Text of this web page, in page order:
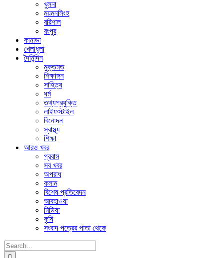
খুলনা
ময়মনসিংহ
বরিশাল
রংপুর
কানাডা
খেলাধুলা
দৈনিন্দিন
মুক্তমত
শিক্ষাঙ্গন
সাহিত্য
ধর্ম
তথ্যপ্রযুক্তি
লাইফস্টাইল
বিনোদন
স্বাস্থ্য
শিক্ষা
আরও খবর
প্রবাস
সব খবর
অপরাধ
কলাম
বিশেষ প্রতিবেদন
আবহাওয়া
মিডিয়া
কৃষি
সংবাদ পত্রের পাতা থেকে
Search
for: